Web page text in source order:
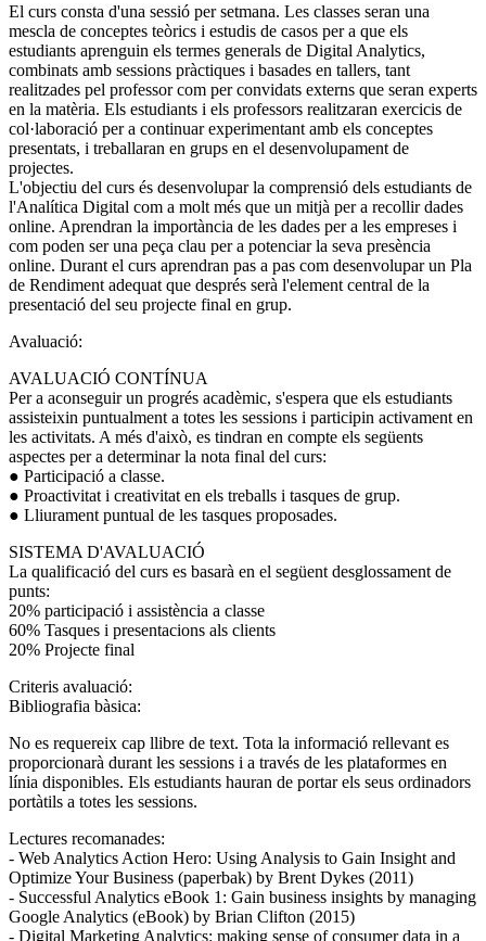
El curs consta d'una sessió per setmana. Les classes seran una
mescla de conceptes teòrics i estudis de casos per a que els
estudiants aprenguin els termes generals de Digital Analytics,
combinats amb sessions pràctiques i basades en tallers, tant
realitzades pel professor com per convidats externs que seran experts
en la matèria. Els estudiants i els professors realitzaran exercicis de
col·laboració per a continuar experimentant amb els conceptes
presentats, i treballaran en grups en el desenvolupament de
projectes.
L'objectiu del curs és desenvolupar la comprensió dels estudiants de
l'Analítica Digital com a molt més que un mitjà per a recollir dades
online. Aprendran la importància de les dades per a les empreses i
com poden ser una peça clau per a potenciar la seva presència
online. Durant el curs aprendran pas a pas com desenvolupar un Pla
de Rendiment adequat que després serà l'element central de la
presentació del seu projecte final en grup.
Avaluació:
AVALUACIÓ CONTÍNUA
Per a aconseguir un progrés acadèmic, s'espera que els estudiants
assisteixin puntualment a totes les sessions i participin activament en
les activitats. A més d'això, es tindran en compte els següents
aspectes per a determinar la nota final del curs:
● Participació a classe.
● Proactivitat i creativitat en els treballs i tasques de grup.
● Lliurament puntual de les tasques proposades.
SISTEMA D'AVALUACIÓ
La qualificació del curs es basarà en el següent desglossament de
punts:
20% participació i assistència a classe
60% Tasques i presentacions als clients
20% Projecte final
Criteris avaluació:
Bibliografia bàsica:
No es requereix cap llibre de text. Tota la informació rellevant es
proporcionarà durant les sessions i a través de les plataformes en
línia disponibles. Els estudiants hauran de portar els seus ordinadors
portàtils a totes les sessions.
Lectures recomanades:
- Web Analytics Action Hero: Using Analysis to Gain Insight and
Optimize Your Business (paperbak) by Brent Dykes (2011)
- Successful Analytics eBook 1: Gain business insights by managing
Google Analytics (eBook) by Brian Clifton (2015)
- Digital Marketing Analytics: making sense of consumer data in a